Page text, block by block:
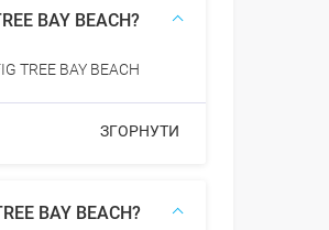
BAY BEACH?
TREE BAY BEACH
ЗГОРНУТИ
BAY BEACH?